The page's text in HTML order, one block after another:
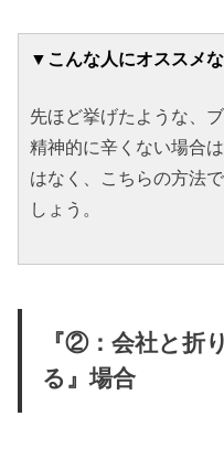
▼こんな人にオススメ
先ほど挙げたような、
精神的に辛くない場合
はなく、こちらの方法
しょう。
『②：会社と折
る』場合